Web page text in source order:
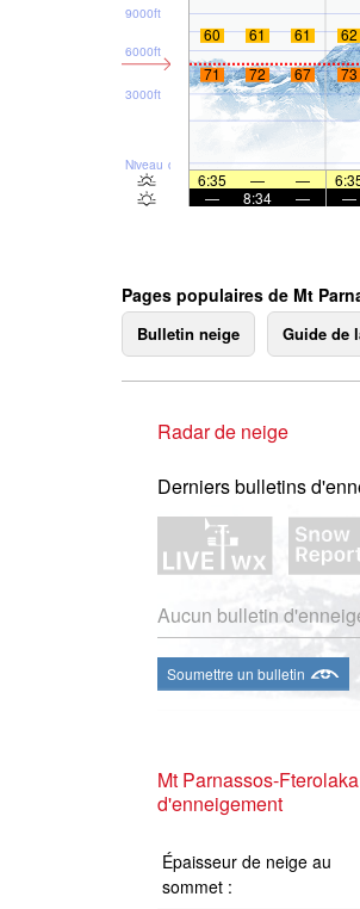
Niveau de la mer
3000ft
6000ft
9000ft
60 61 61 62
71
72 67 73
6:35 — —
—
8:34 — —
Pages populaires de Mt
Bulletin neige Guide de
Radar de neige
Derniers bulletins
Aucun bulletin
Soumettre un bulletin
Mt Parnassos-
d'enneigement
Épaisseur de neige au
sommet :